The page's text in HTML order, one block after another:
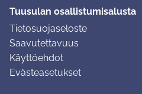
Tuusulan osallistumisalusta
Tietosuojaseloste
Saavutettavuus
Käyttöehdot
Evästeasetukset